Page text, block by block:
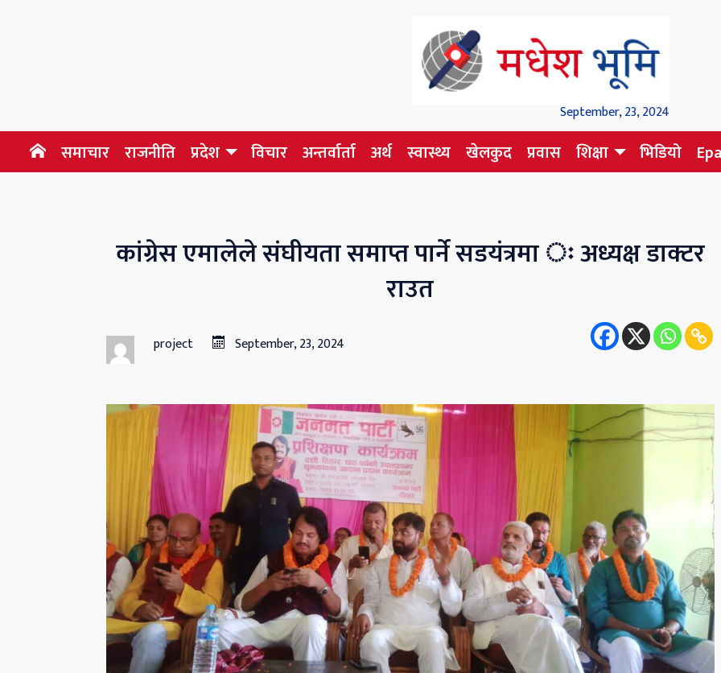
September, 23, 2024
समाचार राजनीति प्रदेश विचार अन्तर्वार्ता अर्थ स्वास्थ्य खेलकुद प्रवास शिक्षा भिडियो
कांग्रेस एमालेले संघीयता समाप्त पार्ने सडयंत्रमा ः अध्यक्ष डाक्टर
राउत
project September, 23, 2024